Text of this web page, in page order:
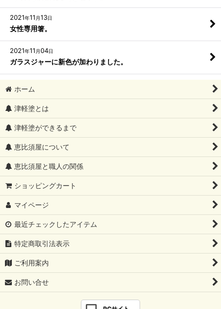
2021年11 月13日
女性専用箸。
2021年11 月04日
ガラスジャーに新色が加わりました。
ホーム
津軽塗とは
津軽塗ができるまで
恵比須屋について
恵比須屋と職人の関係
ショッピングカート
マイページ
最近チェックしたアイテム
特定商取引法表示
ご利用案内
お問い合せ